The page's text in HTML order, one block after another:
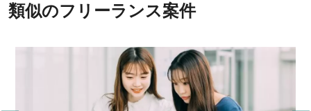
類似のフリーランス案件